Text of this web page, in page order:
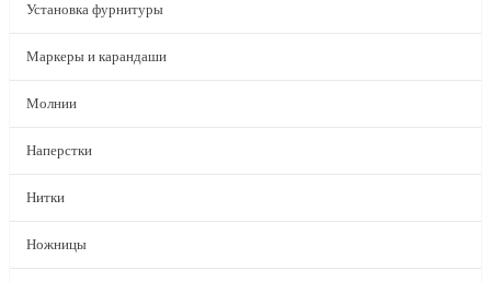
Установка фурнитуры
Маркеры и карандаши
Молнии
Наперстки
Нитки
Ножницы